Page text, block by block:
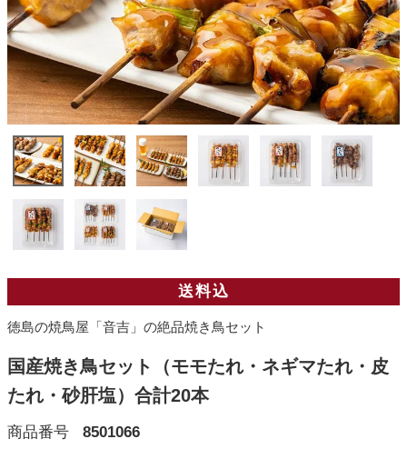
送料込
徳島の焼鳥屋「音吉」の絶品焼き鳥セット
国産焼き鳥セット（モモたれ・ネギマたれ・皮
たれ・砂肝塩）合計20本
商品番号 8501066